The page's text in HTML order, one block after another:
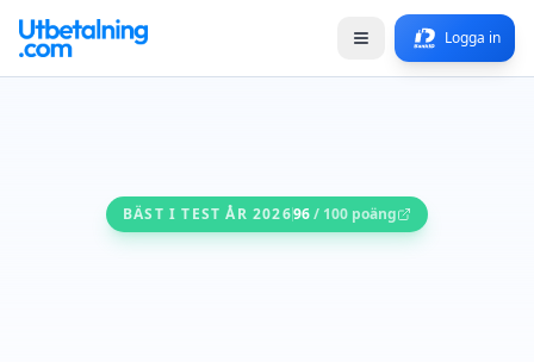
Logga in
BÄST I TEST ÅR 202696/ 100 poäng